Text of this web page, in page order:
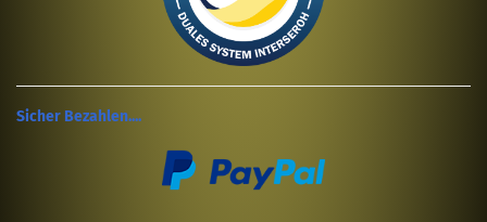
Sicher Bezahlen....